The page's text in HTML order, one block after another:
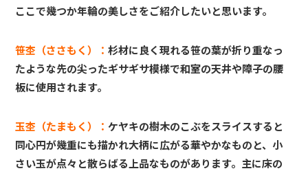
ここで幾つか年輪の美しさをご紹介したいと思います。
笹杢（ささもく）：杉材に良く現れる笹の葉が折り重なっ
たような先の尖ったギサギサ模様で和室の天井や障子の腰
板に使用されます。
玉杢（たまもく）：ケヤキの樹木のこぶをスライスすると
同心円が幾重にも描かれ大柄に広がる華やかなものと、小
さい玉が点々と散らばる上品なものがあります。主に床の